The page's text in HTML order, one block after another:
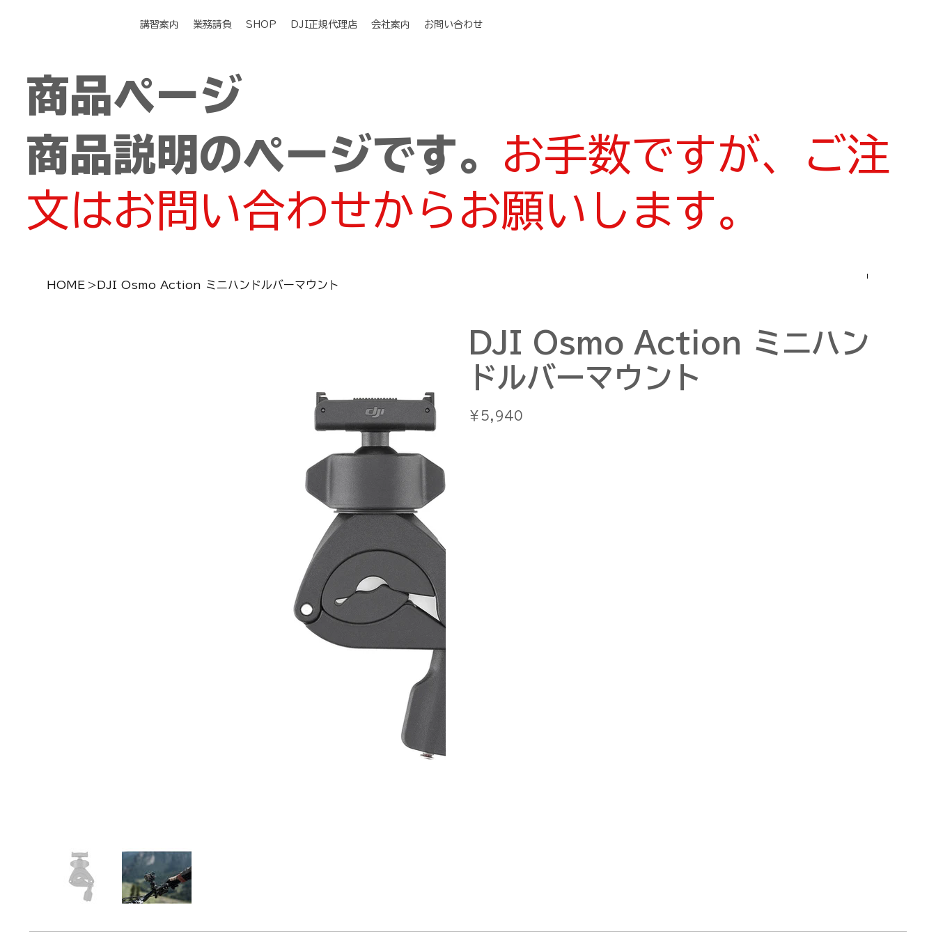
講習案内 業務請負 SHOP DJI正規代理店 会社案内 お問い合わせ
商品ページ
商品説明のページです。 お手数ですが、ご注
文はお問い合わせからお願いします。
HOME > DJI Osmo Action ミニハンドルバーマウント
DJI Osmo Action ミニハン
ドルバーマウント
格
￥5,940